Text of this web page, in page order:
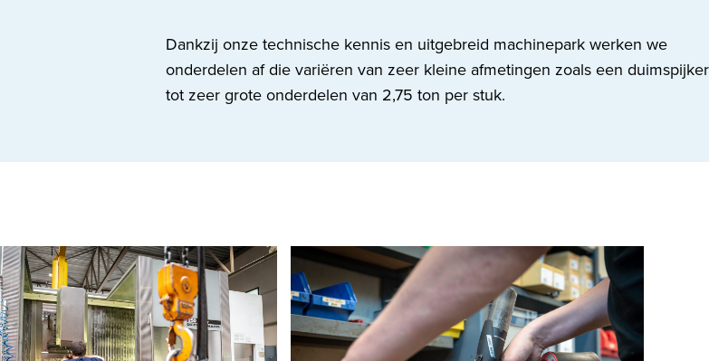
Dankzij onze technische kennis en uitgebreid machinepark werken we
onderdelen af die variëren van zeer kleine afmetingen zoals een duimspijker
tot zeer grote onderdelen van 2,75 ton per stuk.